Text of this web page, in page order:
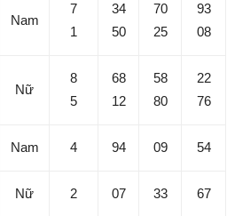
Nam
7
1
34
50
70
25
93
08
Nữ
8
5
68
12
58
80
22
76
Nam 4 94 09 54
Nữ 2 07 33 67